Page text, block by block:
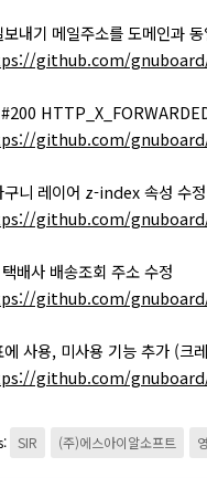
보내기 메일주소를 도메인과
github.com/gnuboard/
github.com/gnuboard/
구니 레이어 z-index 속성 수정
github.com/gnuboard/
배사 배송조회 주소 수정
github.com/gnuboard/
에 사용, 미사용 기능 추가 (
github.com/gnuboard/
SIR (주)에스아이알소프트